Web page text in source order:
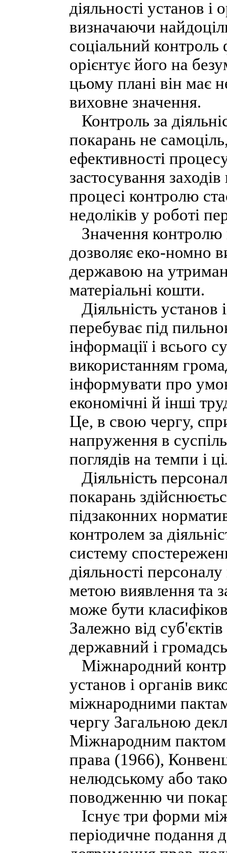
діяльності установ і
визначаючи
соціальний контроль
орієнтує його на
цьому плані він має
виховне значення.
Контроль за
покарань не
ефективності
застосування
процесі контролю
недоліків у роботі
Значення контролю
дозволяє еко-номно
державою на
матеріальні кошти.
Діяльність установ
перебуває під
інформації і всього
використанням
інформувати про
економічні й інші
Це, в свою чергу,
напруження в
поглядів на темпи і
Діяльність
покарань
підзаконних
контролем за
систему
діяльності
метою виявлення та
може бути
Залежно від
державний і
Міжнародний
установ і органів
міжнародними
чергу Загальною
Міжнародним пактом
права (1966),
нелюдському або
поводженню чи
Існує три форми
періодичне подання